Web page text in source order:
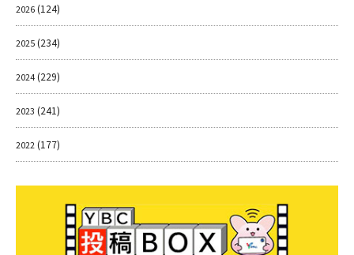
2026(124)
2025(234)
2024(229)
2023 (241)
2022(177)